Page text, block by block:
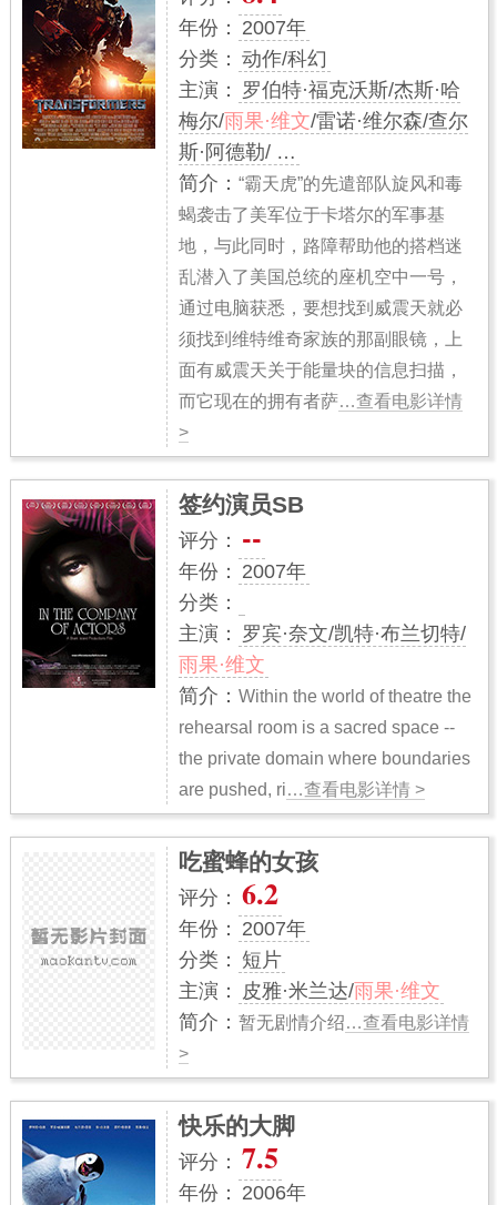
年份： 2007年
分类： 动作/科幻
主演： 罗伯特·福克沃斯/杰斯·哈
梅尔/雨果·维文/雷诺·维尔森/查尔
斯·阿德勒/ …
简介： “霸天虎”的先遣部队旋风和毒
蝎袭击了美军位于卡塔尔的军事基
地，与此同时，路障帮助他的搭档迷
乱潜入了美国总统的座机空中一号，
通过电脑获悉，要想找到威震天就必
须找到维特维奇家族的那副眼镜，上
面有威震天关于能量块的信息扫描，
而它现在的拥有者萨…查看电影详情
>
签约演员SB
评分： --
年份： 2007年
分类：
主演： 罗宾·奈文/凯特·布兰切特/
雨果·维文
简介： Within the world of theatre the
rehearsal room is a sacred space --
the private domain where boundaries
are pushed, ri…查看电影详情 >
吃蜜蜂的女孩
评分： 6.2
年份： 2007年
分类： 短片
主演：
皮雅·米兰达/雨果·维文
简介： 暂无剧情介绍…查看电影详情
>
快乐的大脚
评分： 7.5
年份： 2006年